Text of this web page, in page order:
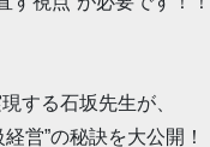
する石坂先生が、
営”の秘訣を大公開！